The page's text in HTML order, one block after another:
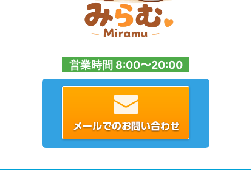
営業時間 8:00〜20:00